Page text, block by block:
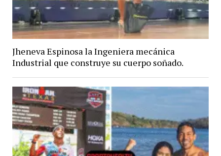
Jheneva Espinosa la Ingeniera mecánica
Industrial que construye su cuerpo soñado.